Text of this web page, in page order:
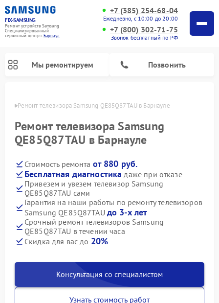
FIX-SAMSUNG
Ремонт устройств Samsung
Специализированный
cервисный центр г.Барнаул
+7 (385) 254-68-04
Ежедневно, с 10:00 до 20:00
+7 (800) 302-71-75
Звонок бесплатный по РФ
Мы ремонтируем Позвонить
Ремонт телевизора Samsung QE85Q87TAU в Барнауле
Ремонт телевизора Samsung
QE85Q87TAU в Барнауле
Стоимость ремонта от 880 руб.
Бесплатная диагностика даже при отказе
Привезем и увезем телевизор Samsung
QE85Q87TAU сами
Гарантия на наши работы по ремонту телевизоров
Samsung QE85Q87TAU до 3-х лет
Срочный ремонт телевизоров Samsung
QE85Q87TAU в течении часа
Скидка для вас до 20%
Консультация со специалистом
Узнать стоимость работ